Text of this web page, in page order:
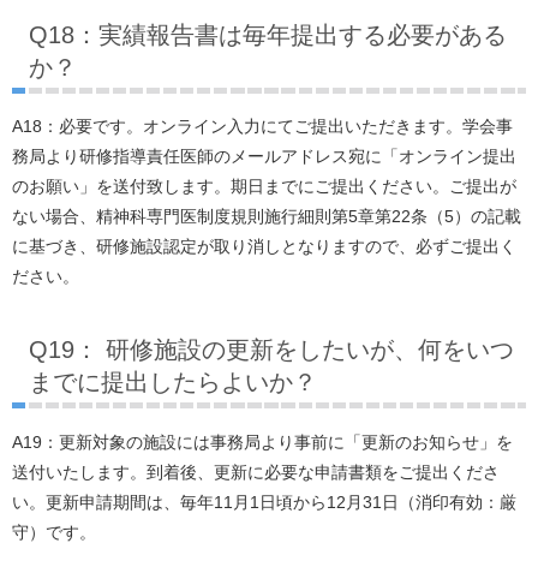
Q18：実績報告書は毎年提出する必要がある
か？
A18：必要です。オンライン入力にてご提出いただきます。学会事
務局より研修指導責任医師のメールアドレス宛に「オンライン提出
のお願い」を送付致します。期日までにご提出ください。ご提出が
ない場合、精神科専門医制度規則施行細則第5章第22条（5）の記載
に基づき、研修施設認定が取り消しとなりますので、必ずご提出く
ださい。
Q19： 研修施設の更新をしたいが、何をいつ
までに提出したらよいか？
A19：更新対象の施設には事務局より事前に「更新のお知らせ」を
送付いたします。到着後、更新に必要な申請書類をご提出くださ
い。更新申請期間は、毎年11月1日頃から12月31日（消印有効：厳
守）です。